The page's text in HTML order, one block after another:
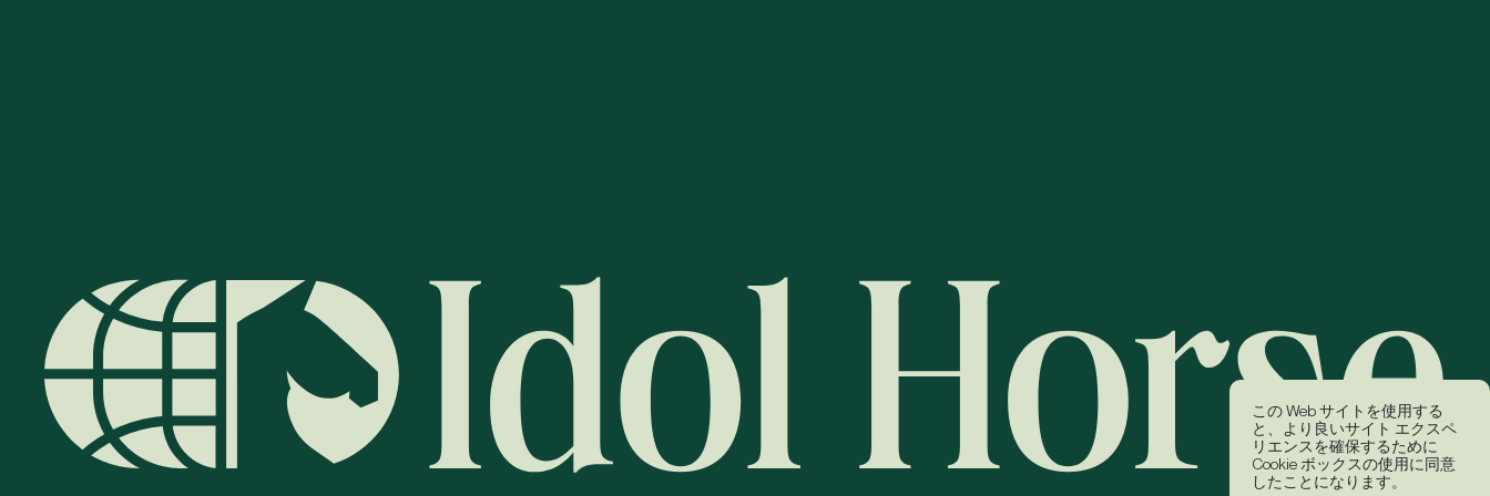
この Web サイトを使用する
と、より良いサイト エクスペ
リエンスを確保するために
Cookie ボックスの使用に同意
したことになります。